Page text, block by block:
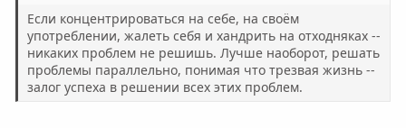
Если концентрироваться на себе, на своём
употреблении, жалеть себя и хандрить на отходняках --
никаких проблем не решишь. Лучше наоборот, решать
проблемы параллельно, понимая что трезвая жизнь --
залог успеха в решении всех этих проблем.